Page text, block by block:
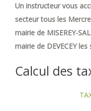
Un instructeur vous
secteur tous les
mairie de MISEREY-
mairie de DEVECEY
Calcul des